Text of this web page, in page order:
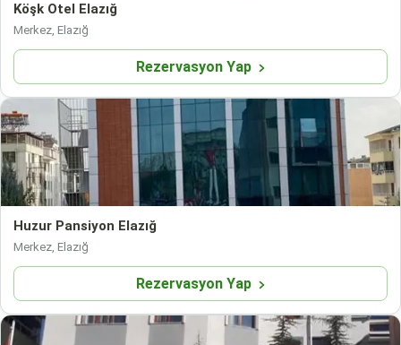
Köşk Otel Elazığ
Merkez, Elazığ
Rezervasyon Yap
Huzur Pansiyon Elazığ
Merkez, Elazığ
Rezervasyon Yap